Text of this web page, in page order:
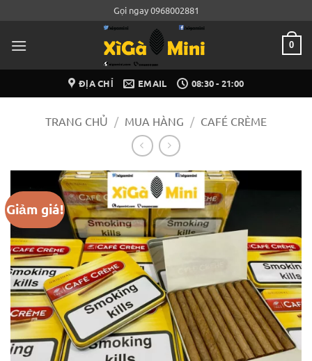
nội
Gọi ngay 0968002881
0
ĐỊA CHỈ EMAIL 08:30 - 21:00
TRANG CHỦ / MUA HÀNG / CAFÉ CRÈME
Giảm giá!